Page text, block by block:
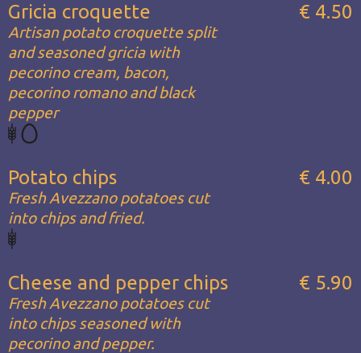
Gricia croquette
Artisan potato croquette split
and seasoned gricia with
pecorino cream, bacon,
pecorino romano and black
pepper
€ 4.50
Potato chips
Fresh Avezzano potatoes cut
into chips and fried.
€ 4.00
Cheese and pepper chips
Fresh Avezzano potatoes cut
into chips seasoned with
pecorino and pepper.
€ 5.90